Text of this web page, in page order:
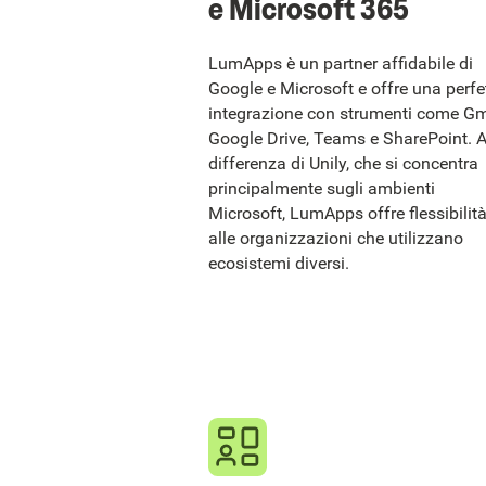
e Microsoft 365
LumApps è un partner affidabile di
Google e Microsoft e offre una
integrazione con strumenti come
Google Drive, Teams e SharePoint. A
differenza di Unily, che si concentra
principalmente sugli ambienti
Microsoft, LumApps offre flessibilità
alle organizzazioni che utilizzano
ecosistemi diversi.